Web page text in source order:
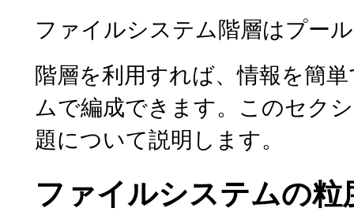
ファイルシステム階層はプー
階層を利用すれば、情報を簡
ムで編成できます。このセク
題について説明します。
ファイルシステムの粒